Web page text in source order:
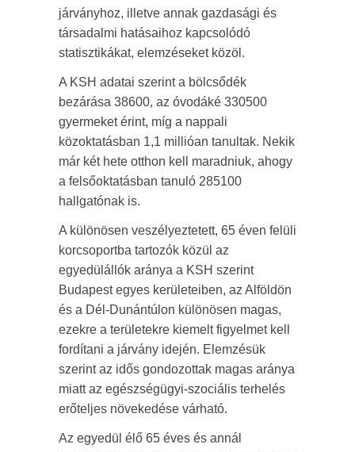
járványhoz, illetve annak gazdasági és
társadalmi hatásaihoz kapcsolódó
statisztikákat, elemzéseket közöl.
A KSH adatai szerint a bölcsődék
bezárása 38600, az óvodáké 330500
gyermeket érint, míg a nappali
közoktatásban 1,1 millióan tanultak. Nekik
már két hete otthon kell maradniuk, ahogy
a felsőoktatásban tanuló 285100
hallgatónak is.
A különösen veszélyeztetett, 65 éven felüli
korcsoportba tartozók közül az
egyedülállók aránya a KSH szerint
Budapest egyes kerületeiben, az Alföldön
és a Dél-Dunántúlon különösen magas,
ezekre a területekre kiemelt figyelmet kell
fordítani a járvány idején. Elemzésük
szerint az idős gondozottak magas aránya
miatt az egészségügyi-szociális terhelés
erőteljes növekedése várható.
Az egyedül élő 65 éves és annál